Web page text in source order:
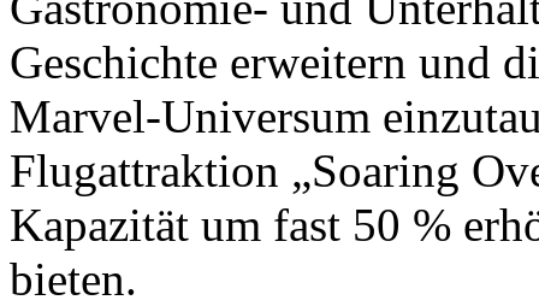
Geschichte erweitern und
Marvel-Universum
Flugattraktion „Soaring
Kapazität um fast 50 %
bieten.